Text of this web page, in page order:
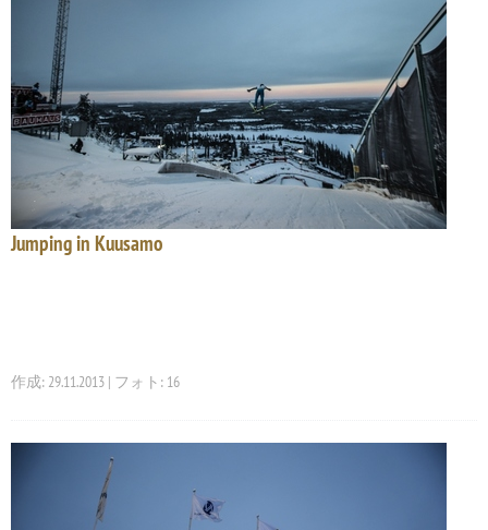
Jumping in Kuusamo
作成: 29.11.2013 | フォト: 16